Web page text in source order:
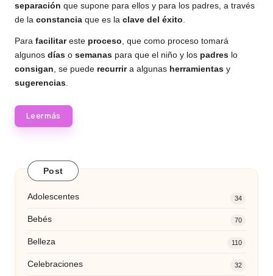
separación que supone para ellos y para los padres, a través
de la constancia que es la clave del éxito
Para facilitareste proceso , que como proceso tomará
algunos días o semanas para que el niño y los padres lo
consigan , se puede recurrira algunas herramientas y
sugerencias
Leer más
Post
Adolescentes 34
Bebés 70
Belleza 110
Celebraciones 32